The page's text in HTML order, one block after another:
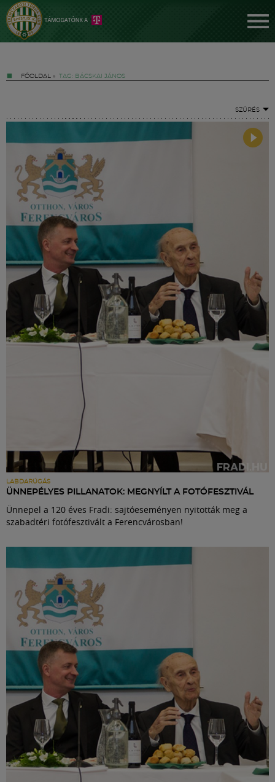
FŐOLDAL » TAG: BÁCSKAI JÁNOS
SZŰRÉS
LABDARÚGÁS
ÜNNEPÉLYES PILLANATOK: MEGNYÍLT A FOTÓFESZTIVÁL
Ünnepel a 120 éves Fradi: sajtóeseményen nyitották meg a
szabadtéri fotófesztivált a Ferencvárosban!
Jegyek
FM YouTube +
Hírek
Labdarúgás
Szakosztályok
Szolgáltatások
Shop
Közösség
Múzeum
English